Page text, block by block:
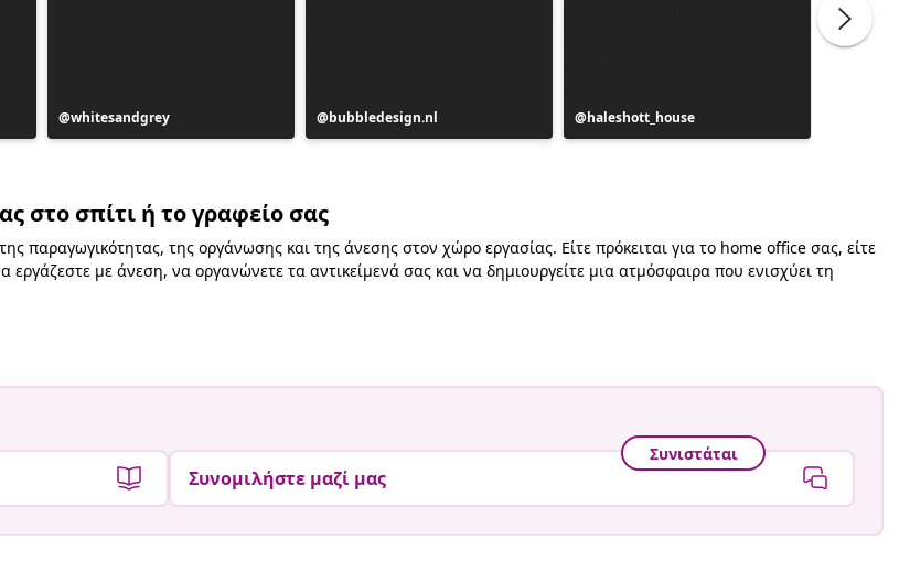
Η
ανάρτηση
whitesandgrey
Η
ανάρτηση
bubbledesign.nl
Η
ανάρτηση
haleshott_house
στο σπίτι ή το γραφείο σας
παραγωγικότητας, της οργάνωσης και της άνεσης στον χώρο εργασίας. Είτε πρόκειται για το home office σας, είτε
με άνεση, να οργανώνετε τα αντικείμενά σας και να δημιουργείτε μια ατμόσφαιρα που ενισχύει τη
Συνιστάται
Συνομιλήστε μαζί μας